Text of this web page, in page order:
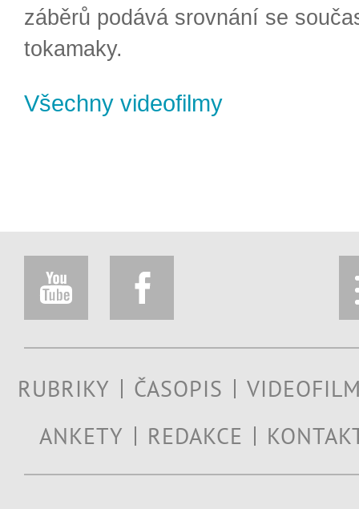
záběrů podává srovnání se
tokamaky.
Všechny videofilmy
RUBRIKY ČASOPIS
ANKETY
REDAKCE